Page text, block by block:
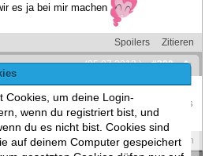
Cookies, um deine Login-
wenn du registriert bist, und
du es nicht bist. Cookies sind
auf deinem Computer gespeichert
es ja bei mir machen
Spoilers
Zitieren
(05.07.2013 )
#200
ihr euch an mich wenden. Hab alles
Spoilers Zitieren